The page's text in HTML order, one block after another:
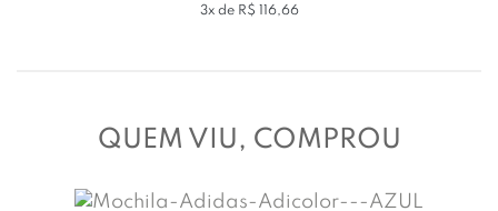
3x de R$ 116,66
QUEM VIU, COMPROU